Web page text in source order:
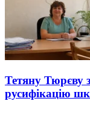
Тетяну Тюрєву
русифікацію